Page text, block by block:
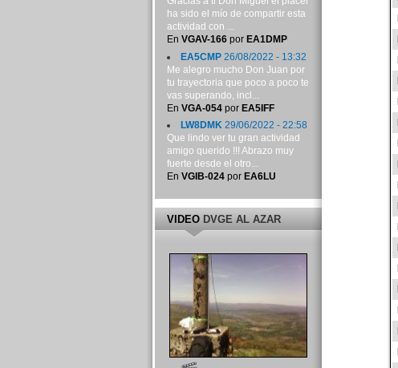
ha sido el mío de compartir esta
actividad con ...
En VGAV-166por EA1DMP
EA5CMP26/08/2022 - 13:32
Me alegro mucho Don Juan por
tu trayectoria que poco a poco te
vas superando, incl...
En VGA-054por EA5IFF
LW8DMK29/06/2022 - 22:58
Que lindo ver tu gran actividad
amigo querido !!! Abrazo muy
fuerte desde el otro...
En VGIB-024por EA6LU
VIDEODVGE AL AZAR